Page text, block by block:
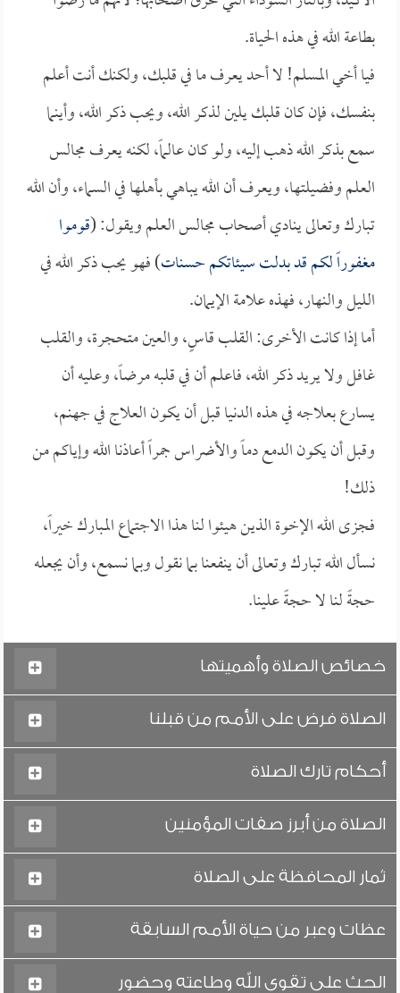
بطاعة الله في هذه الحياة.
فيا أخي المسلم! لا أحد يعرف ما في قلبك، ولكنك أنت أعلم
بنفسك، فإن كان قلبك يلين لذكر الله، ويحب ذكر الله، وأينما
سمع بذكر الله ذهب إليه، ولو كان عالماً، لكنه يعرف مجالس
العلم وفضيلتها، ويعرف أن الله يباهي بأهلها في السماء، وأن الله
تبارك وتعالى ينادي أصحاب مجالس العلم ويقول: (قوموا
مغفوراً لكم قد بدلت سيئاتكم حسنات) فهو يحب ذكر الله في
الليل والنهار، فهذه علامة الإيمان.
أما إذا كانت الأخرى: القلب قاسٍ، والعين متحجرة، والقلب
غافل ولا يريد ذكر الله، فاعلم أن في قلبه مرضاً، وعليه أن
يسارع بعلاجه في هذه الدنيا قبل أن يكون العلاج في جهنم،
وقبل أن يكون الدمع دماً والأضراس جمراً أعاذنا الله وإياكم من
ذلك!
فجزى الله الإخوة الذين هيئوا لنا هذا الاجتماع المبارك خيراً،
نسأل الله تبارك وتعالى أن ينفعنا بما نقول وبما نسمع، وأن يجعله
حجةً لنا لا حجةً علينا.
خصائص الصلاة وأهميتها
الصلاة فرض على الأمم من قبلنا
أحكام تارك الصلاة
الصلاة من أبرز صفات المؤمنين
ثمار المحافظة على الصلاة
عظات وعبر من حياة الأمم السابقة
الحث على تقوى الله وطاعته وحضور